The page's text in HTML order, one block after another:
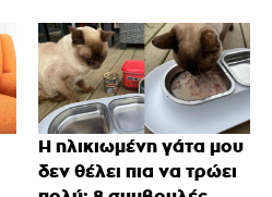
Η ηλικιωμένη γάτα μου
δεν θέλει πια να τρώει